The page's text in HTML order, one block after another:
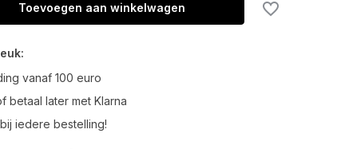
Toevoegen aan winkelwagen
vanaf 100 euro
betaal later met Klarna
iedere bestelling!